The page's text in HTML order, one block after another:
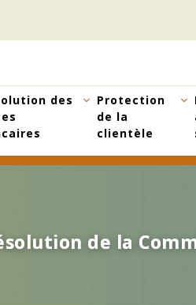
des
Protection
de la
clientèle
de la
de la